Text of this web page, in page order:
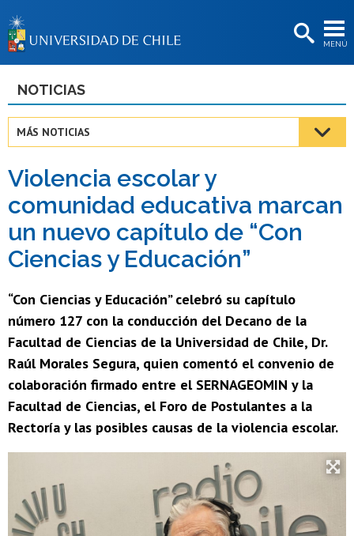
MENÚ
BIBLIOTECAS
Estudiantes
Académicas/os
Funcionarias/os
Egresadas/os
NOTICIAS
MÁS NOTICIAS
Violencia escolar y
comunidad educativa marcan
un nuevo capítulo de “Con
Ciencias y Educación”
“Con Ciencias y Educación” celebró su capítulo
número 127 con la conducción del Decano de la
Facultad de Ciencias de la Universidad de Chile, Dr.
Raúl Morales Segura, quien comentó el convenio de
colaboración firmado entre el SERNAGEOMIN y la
Facultad de Ciencias, el Foro de Postulantes a la
Rectoría y las posibles causas de la violencia escolar.